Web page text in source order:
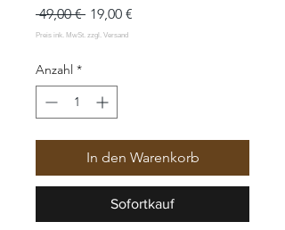
49,00 € Standardpreis
19,00 €
Anzahl *
In den Warenkorb
Sofortkauf